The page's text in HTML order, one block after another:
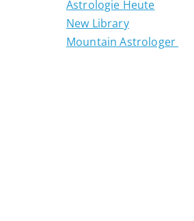
Astrologie Heute
New Library
Mountain Astrologer